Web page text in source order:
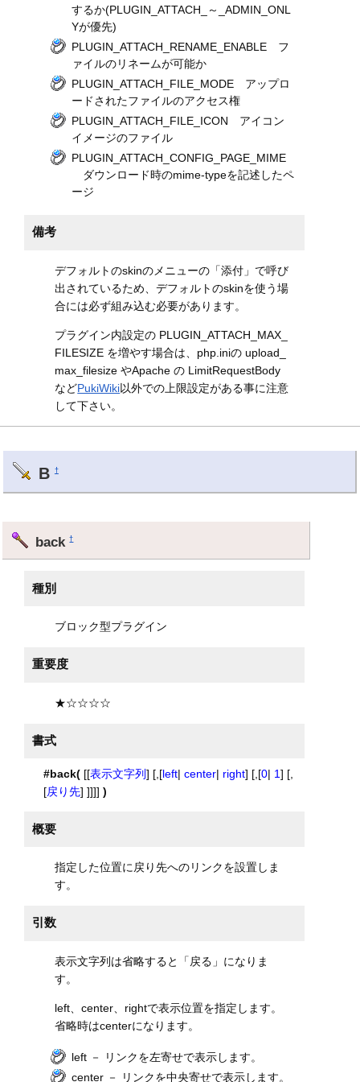
するか(PLUGIN_ATTACH_～_ADMIN_ONL
Yが優先)
PLUGIN_ATTACH_RENAME_ENABLE フ
ァイルのリネームが可能か
PLUGIN_ATTACH_FILE_MODE アップロ
ードされたファイルのアクセス権
PLUGIN_ATTACH_FILE_ICON アイコン
イメージのファイル
PLUGIN_ATTACH_CONFIG_PAGE_MIME
ダウンロード時のmime-typeを記述したペ
ージ
備考
デフォルトのskinのメニューの「添付」で呼び
出されているため、デフォルトのskinを使う場
合には必ず組み込む必要があります。
プラグイン内設定の PLUGIN_ATTACH_MAX_
FILESIZE を増やす場合は、php.iniの upload_
max_filesize やApache の LimitRequestBody
などPukiWiki以外での上限設定がある事に注意
して下さい。
B †
back†
種別
ブロック型プラグイン
重要度
★☆☆☆☆
書式
#back([[表示文字列] [,[left| center| right] [,[0| 1] [,
[戻り先] ]]]] )
概要
指定した位置に戻り先へのリンクを設置しま
す。
引数
表示文字列は省略すると「戻る」になりま
す。
left、center、rightで表示位置を指定します。
省略時はcenterになります。
left － リンクを左寄せで表示します。
center － リンクを中央寄せで表示します。